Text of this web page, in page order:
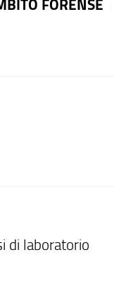
FORENSE
di laboratorio